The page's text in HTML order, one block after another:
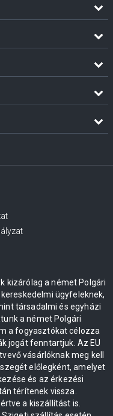
kizárólag a német Polgári
ügyfeleknek,
társadalmi és egyházi
a német Polgári
a fogyasztókat célozza
jogát fenntartjuk. Az EU
vásárlóknak meg kell
előlegként, amelyet
és az érkezési
térítenek vissza.
a kiszállítást is.